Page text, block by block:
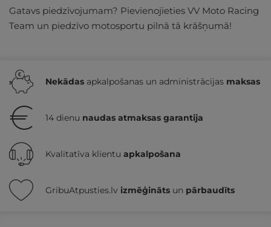
Gatavs piedzīvojumam? Pievienojieties VV Moto Racing
Team un piedzīvo motosportu pilnā tā krāšņumā!
Nekādas apkalpošanas un administrācijas maksas
14 dienu naudas atmaksas garantija
Kvalitatīva klientu apkalpošana
GribuAtpusties.lv izmēģināts un pārbaudīts